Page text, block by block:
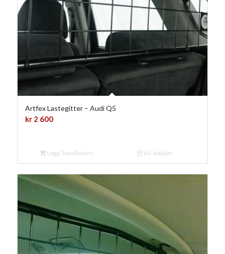
Artfex Lastegitter – Audi Q5
kr2 600
Legg i handlekurv Vis detaljer